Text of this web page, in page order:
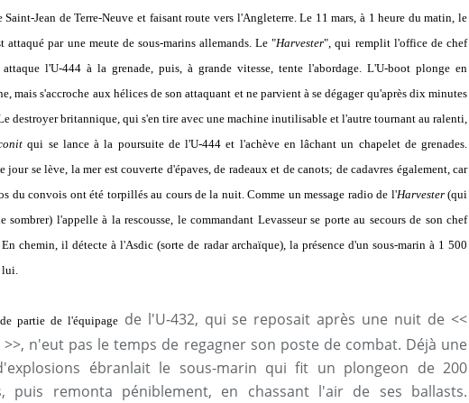
Saint-Jean de Terre-Neuve et faisant route vers l'Angleterre. Le 11 mars, à 1 heure du matin, le
attaqué par une meute de sous-marins allemands. Le "Harvester", qui remplit l'office de chef
attaque l'U-444 à la grenade, puis, à grande vitesse, tente l'abordage. L'U-boot plonge en
mais s'accroche aux hélices de son attaquant et ne parvient à se dégager qu'après dix minutes
destroyer britannique, qui s'en tire avec une machine inutilisable et l'autre tournant au ralenti,
qui se lance à la poursuite de l'U-444 et l'achève en lâchant un chapelet de grenades.
jour se lève, la mer est couverte d'épaves, de radeaux et de canots; de cadavres également, car
du convois ont été torpillés au cours de la nuit. Comme un message radio de l'Harvester(qui
sombrer) l'appelle à la rescousse, le commandant Levasseur se porte au secours de son chef
En chemin, il détecte à l'Asdic (sorte de radar archaïque), la présence d'un sous-marin à 1 500
partie de l'équipagede l'U-432, qui se reposait après une nuit de <<
>>, n'eut pas le temps de regagner son poste de combat. Déjà une
ébranlait le sous-marin qui fit un plongeon de 200
puis remonta péniblement, en chassant l'air de ses ballasts.